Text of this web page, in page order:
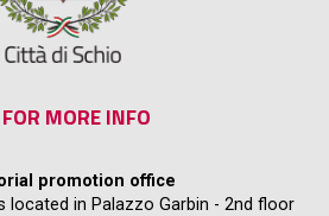
MORE INFO
promotion office
located in Palazzo Garbin - 2nd floor